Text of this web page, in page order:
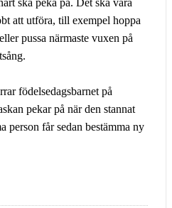
ska peka på. Det ska vara
att utföra, till exempel hoppa
pussa närmaste vuxen på
födelsedagsbarnet på
pekar på när den stannat
person får sedan bestämma ny